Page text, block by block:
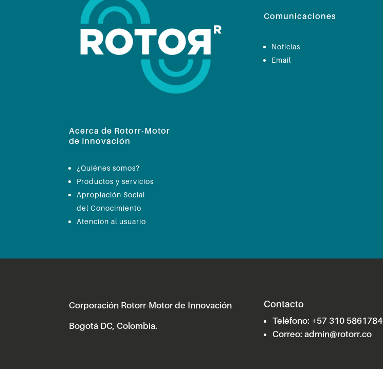
Acerca de Rotorr-Motor
de Innovación
¿Quiénes somos?
Productos y servicios
Apropiación Social
del Conocimiento
Atención al usuario
Comunicaciones
Noticias
Email
Corporación Rotorr-Motor de Innovación
Bogotá DC, Colombia.
Contacto
Teléfono: +57 310 5861784
Correo: admin@rotorr.co